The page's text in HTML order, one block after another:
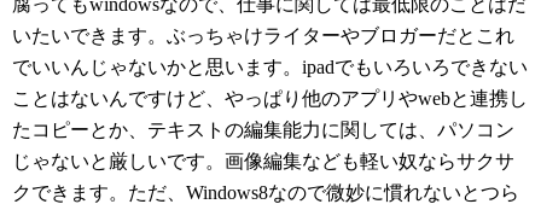
腐ってもwindowsなので、仕事に関しては最低限のことはだ
いたいできます。ぶっちゃけライターやブロガーだとこれ
でいいんじゃないかと思います。ipadでもいろいろできない
ことはないんですけど、やっぱり他のアプリやwebと連携し
たコピーとか、テキストの編集能力に関しては、パソコン
じゃないと厳しいです。画像編集なども軽い奴ならサクサ
クできます。ただ、Windows8なので微妙に慣れないとつら